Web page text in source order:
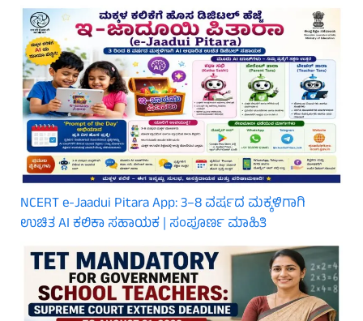
NCERT e-Jaadui Pitara App: 3–8 ವರ್ಷದ ಮಕ್ಕಳಿಗಾಗಿ
ಉಚಿತ AI ಕಲಿಕಾ ಸಹಾಯಕ | ಸಂಪೂರ್ಣ ಮಾಹಿತಿ